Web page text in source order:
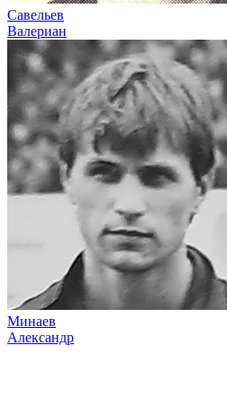
Савельев
Валериан
Минаев
Александр